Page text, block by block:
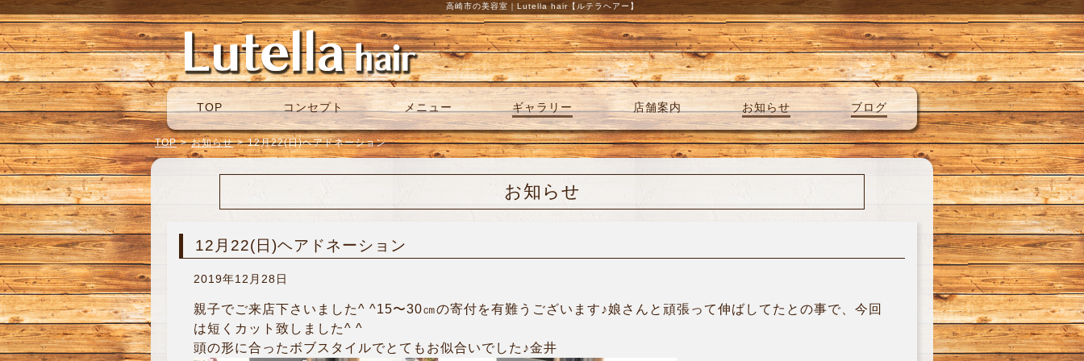
高崎市の美容室｜Lutella hair【ルテラヘアー】
TOP コンセプト メニュー ギャラリー 店舗案内 お知らせ ブログ
TOP > お知らせ > 12月22(日)ヘアドネーション
お知らせ
12月22(日)ヘアドネーション
2019年12月28日
親子でご来店下さいました^ ^15〜30㎝の寄付を有難うございます♪娘さんと頑張って伸ばしてたとの事で、今回
は短くカット致しました^ ^
頭の形に合ったボブスタイルでとてもお似合いでした♪金井